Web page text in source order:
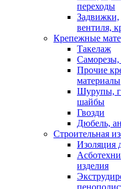
переходы
Задвижки,
вентиля,
Крепежные
Такелаж
Прочие
материалы
Шурупы,
шайбы
Гвозди
Дюбель,
Строительная
Изоляция
изделия